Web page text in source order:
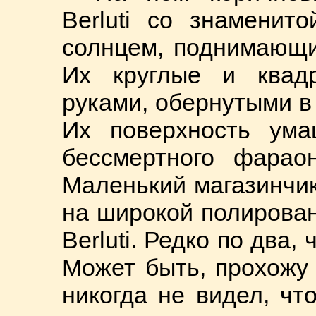
Berluti со
солнцем,
Их круглые и
руками, обернутыми
Их поверхность
бессмертного
Маленький
на широкой
Berluti. Редко по два,
Может быть,
никогда не видел,